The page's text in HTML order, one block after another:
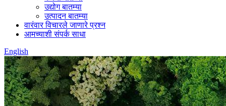
उद्योग बातम्या
उत्पादन बातम्या
वारंवार विचारले जाणारे प्रश्न
आमच्याशी संपर्क साधा
English